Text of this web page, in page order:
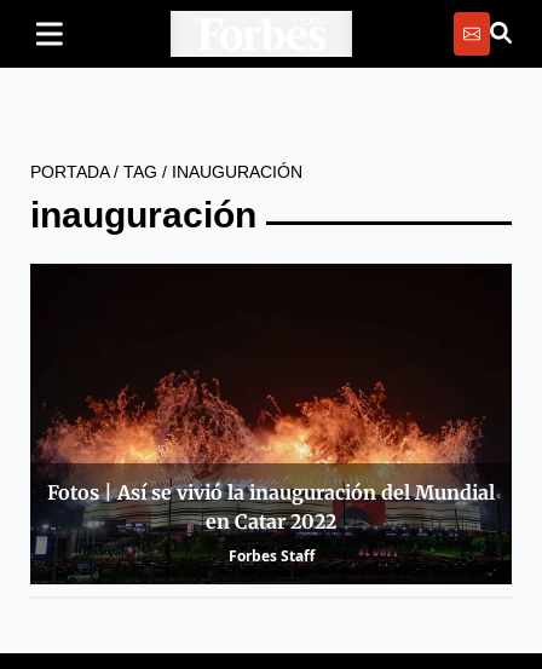
PORTADA/ TAG / INAUGURACIÓN
inauguración
Fotos | Así se vivió la inauguración del Mundial
en Catar 2022
Forbes Staff